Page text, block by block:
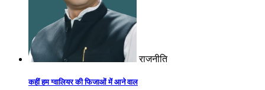
राजनीति
कहीं हम ग्वालियर की फिजाओं में आने वाल